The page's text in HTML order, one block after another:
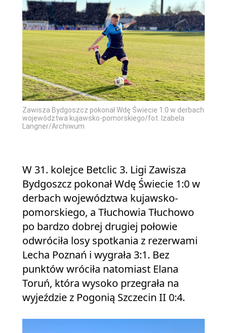
Zawisza Bydgoszcz pokonał Wdę Świecie 1:0 w derbach
województwa kujawsko-pomorskiego/fot. Izabela
Langner/Archiwum
W 31. kolejce Betclic 3. Ligi Zawisza
Bydgoszcz pokonał Wdę Świecie 1:0 w
derbach województwa kujawsko-
pomorskiego, a Tłuchowia Tłuchowo
po bardzo dobrej drugiej połowie
odwróciła losy spotkania z rezerwami
Lecha Poznań i wygrała 3:1. Bez
punktów wróciła natomiast Elana
Toruń, która wysoko przegrała na
wyjeździe z Pogonią Szczecin II 0:4.